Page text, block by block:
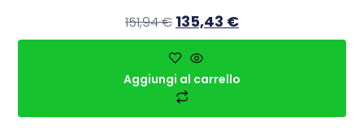
151,94€ 135,43 €
Aggiungi al carrello